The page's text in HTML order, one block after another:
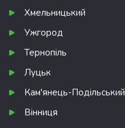
Хмельницький
Ужгород
Тернопіль
Луцьк
Кам'янець-Подільський
Вінниця